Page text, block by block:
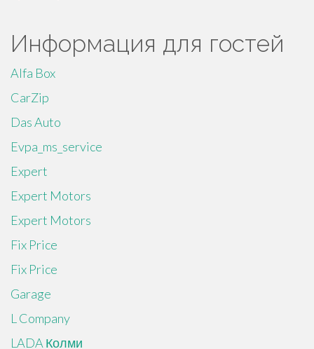
Информация для гостей
Alfa Box
CarZip
Das Auto
Evpa_ms_service
Expert
Expert Motors
Expert Motors
Fix Price
Fix Price
Garage
L Company
LADA Колми